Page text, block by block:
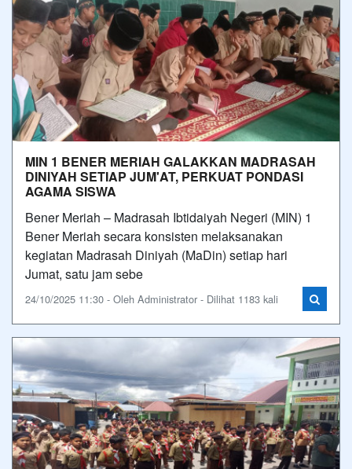
MIN 1 BENER MERIAH GALAKKAN MADRASAH
DINIYAH SETIAP JUM'AT, PERKUAT PONDASI
AGAMA SISWA
Bener Meriah – Madrasah Ibtidaiyah Negeri (MIN) 1
Bener Meriah secara konsisten melaksanakan
kegiatan Madrasah Diniyah (MaDin) setiap hari
Jumat, satu jam sebe
24/10/2025 11:30 - Oleh Administrator - Dilihat 1183 kali